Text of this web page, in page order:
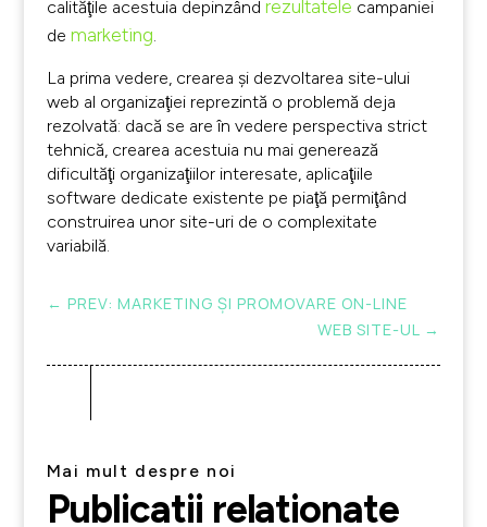
calităţile acestuia depinzând rezultatele campaniei
de marketing.
La prima vedere, crearea şi dezvoltarea site-ului
web al organizaţiei reprezintă o problemă deja
rezolvată: dacă se are în vedere perspectiva strict
tehnică, crearea acestuia nu mai generează
dificultăţi organizaţiilor interesate, aplicaţiile
software dedicate existente pe piaţă permiţând
construirea unor site-uri de o complexitate
variabilă.
← PREV: MARKETING ŞI PROMOVARE ON-LINE
WEB SITE-UL →
Mai mult despre noi
Publicatii relationate